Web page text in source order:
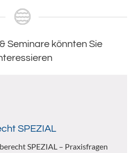
Seminare könnten Sie
SPEZIAL
SPEZIAL – Praxisfragen